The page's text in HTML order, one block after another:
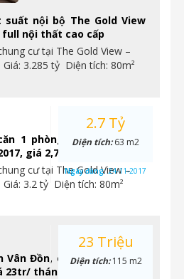
nội bộ The Gold View
nội thất cao cấp
cư tại The Gold View –
3.285 tỷ Diện tích: 80m²
1 phòng ngủ Gold View
giá 2,7 tỷ. Ngay Quận 4
cư tại The Gold View –
3.2 tỷ Diện tích: 80m²
2.7 Tỷ
Diện tích:63 m2
Ngày đăng:24-11-2017
Vân Đồn, chỉ từ 2.4tỷ/ căn,
tháng.
23 Triệu
Diện tích:115 m2